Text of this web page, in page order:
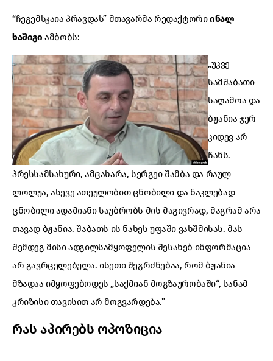
“ჩეგემსკაია პრავდას” მთავარმა რედაქტორიინალ
ხაშიგიამბობს:
„უკვე
სამშაბათი
საღამოა და
ბჟანია ჯერ
კიდევ არ
ჩანს.
პრესსამსახური, ამცახარა, სერგეი შამბა და რაულ
ლოლუა, ასევე ათეულობით ცნობილი და ნაკლებად
ცნობილი ადამიანი საუბრობს მის მაგივრად, მაგრამ არა
თავად ბჟანია. შაბათს ის ნახეს უფაში ვახშმისას. მას
შემდეგ მისი ადგილსამყოფელის შესახებ ინფორმაცია
არ გავრცელებულა. ისეთი შეგრძნებაა, რომ ბჟანია
მზადაა იმყოფებოდეს „საქმიან მოგზაურობაში“, სანამ
კრიზისი თავისით არ მოგვარდება.”
რას აპირებს ოპოზიცია